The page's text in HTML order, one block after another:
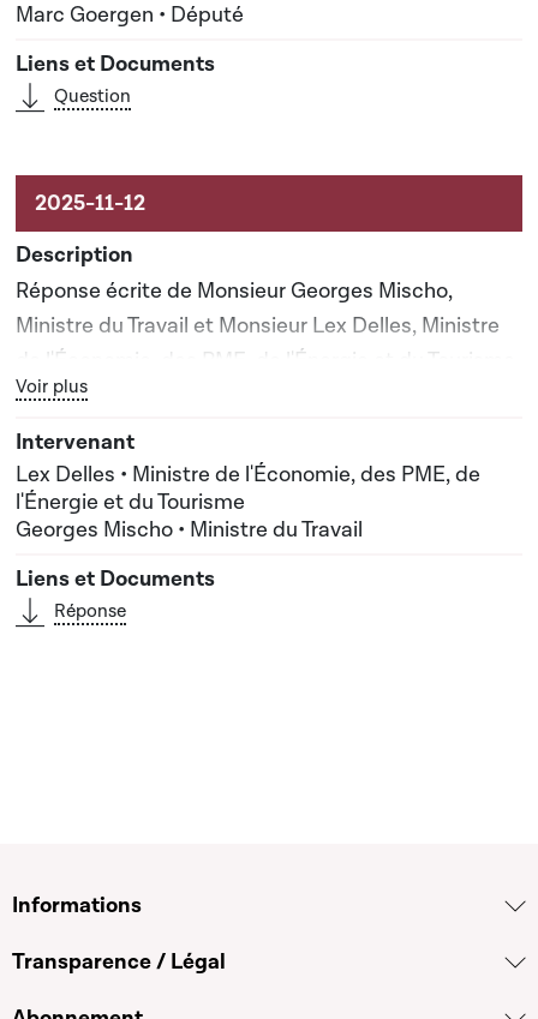
Marc Goergen • Député
Question
Réponse écrite de Monsieur Georges Mischo,
Ministre du Travail et Monsieur Lex Delles, Ministre
de l'Économie, des PME, de l'Énergie et du Tourisme
Bouton graphique servant à afficher ou cacher tous les
Voir plus
Lex Delles • Ministre de l'Économie, des PME, de
l'Énergie et du Tourisme
Georges Mischo • Ministre du Travail
Réponse
Informations
Transparence / Légal